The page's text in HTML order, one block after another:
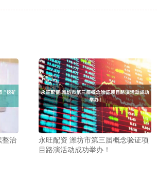
整治
永旺配资 潍坊市第三届概念验证项
目路演活动成功举办！